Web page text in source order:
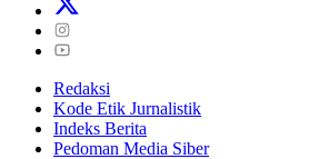
Redaksi
Kode Etik Jurnalistik
Indeks Berita
Pedoman Media Siber